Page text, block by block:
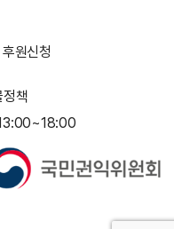
원신청
책